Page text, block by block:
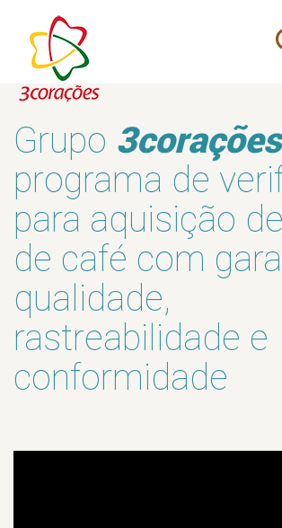
Grupo 3corações
programa de
para aquisição
de café com
qualidade,
rastreabilidade e
conformidade